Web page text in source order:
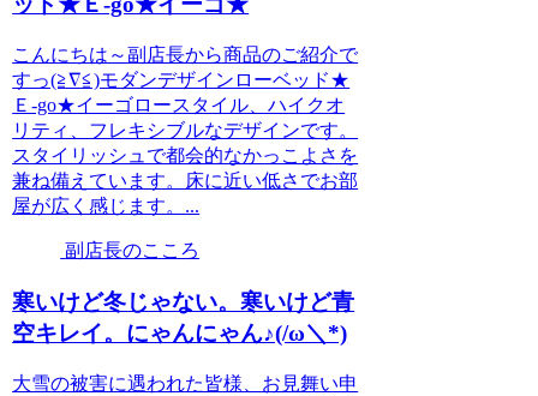
こんにちは～副店長から商品のご紹介で
すっ(≧∇≦)モダンデザインローベッド★
Ｅ-go★イーゴロースタイル、ハイクオ
リティ、フレキシブルなデザインです。
スタイリッシュで都会的なかっこよさを
兼ね備えています。床に近い低さでお部
屋が広く感じます。...
副店長のこころ
寒いけど冬じゃない。寒いけど青
空キレイ。にゃんにゃん♪(/ω＼*)
大雪の被害に遇われた皆様、お見舞い申